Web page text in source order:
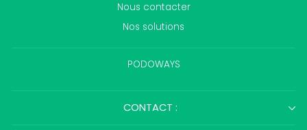
Nous contacter
Nos solutions
PODOWAYS
CONTACT :